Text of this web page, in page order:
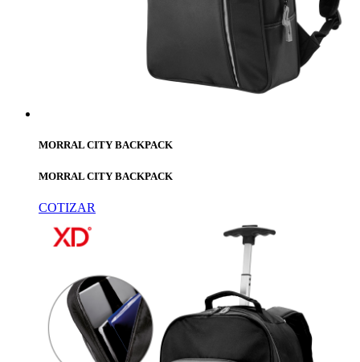
MORRAL CITY BACKPACK
MORRAL CITY BACKPACK
COTIZAR